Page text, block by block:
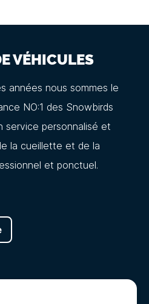
VÉHICULES
années nous sommes le
NO:1 des Snowbirds
service personnalisé et
la cueillette et de la
et ponctuel.